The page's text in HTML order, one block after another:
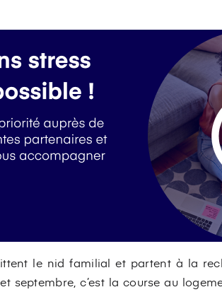
le nid familial et partent à la
septembre, c’est la course au